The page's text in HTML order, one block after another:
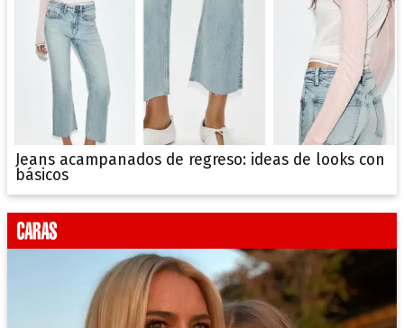
Jeans acampanados de regreso: ideas de looks con
básicos